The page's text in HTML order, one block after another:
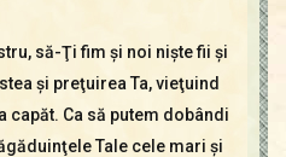
să-Ţi fim şi noi nişte fii şi
şi preţuirea Ta, vieţuind
capăt. Ca să putem dobândi
Tale cele mari şi